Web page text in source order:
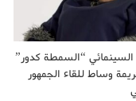
السينمائي “السمطة كدور”
وساط للقاء الجمهور